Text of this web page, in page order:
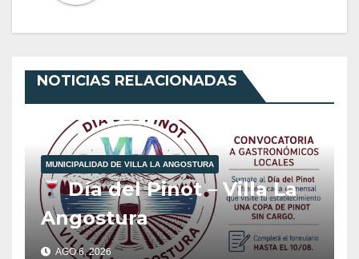
NOTICIAS RELACIONADAS
MUNICIPALIDAD DE VILLA LA ANGOSTURA
Día del Pinot – Villa La
Angostura
AGO 6, 2026